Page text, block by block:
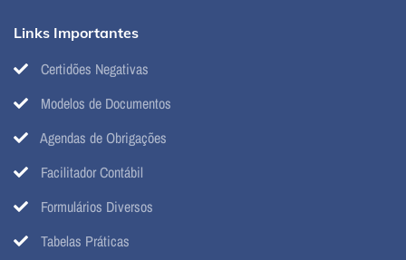
Links Importantes
Certidões Negativas
Modelos de Documentos
Agendas de Obrigações
Facilitador Contábil
Formulários Diversos
Tabelas Práticas